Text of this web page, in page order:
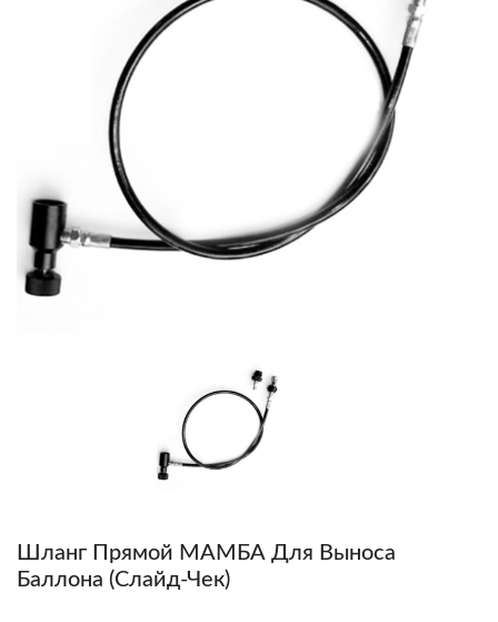
Шланг Прямой МАМБА Для Выноса
Баллона (слайд-Чек)